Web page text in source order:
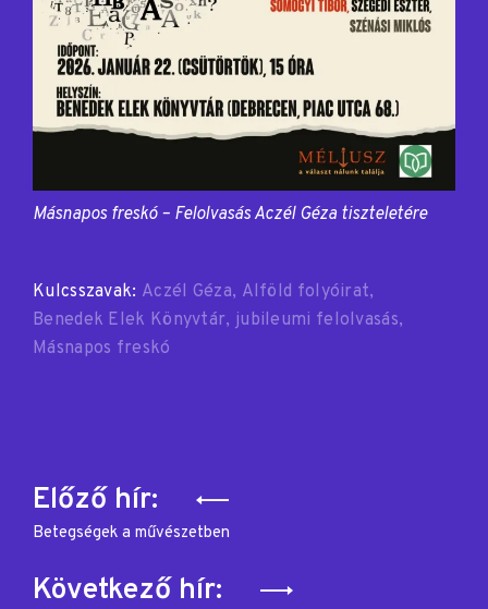
Másnapos freskó – Felolvasás Aczél Géza tiszteletére
Kulcsszavak: Aczél Géza Alföld folyóirat
Benedek Elek Könyvtár jubileumi felolvasás
Másnapos freskó
Bejegyzés
navigáció
Előző hír:
Betegségek a művészetben
Következő hír: